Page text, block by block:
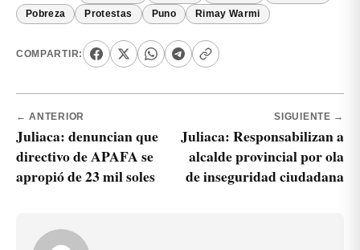
Pobreza Protestas Puno Rimay Warmi
COMPARTIR:
← ANTERIOR
Juliaca: denuncian que
directivo de APAFA se
apropió de 23 mil soles
SIGUIENTE →
Juliaca: Responsabilizan a
alcalde provincial por ola
de inseguridad ciudadana